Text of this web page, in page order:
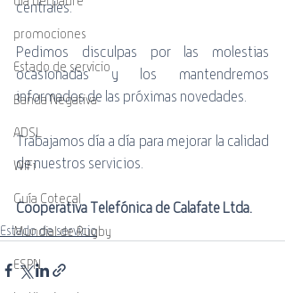
promociones
Estado de servicio
Banda Negativa
ADSL
WiFi
Guía Cotecal
Mundial de Rugby
ESPN
centrales.
Pedimos disculpas por las molestias
ocasionadas y los mantendremos
informados de las próximas novedades.
Trabajamos día a día para mejorar la calidad
de nuestros servicios.
Cooperativa Telefónica de Calafate Ltda.
Estado de servicio